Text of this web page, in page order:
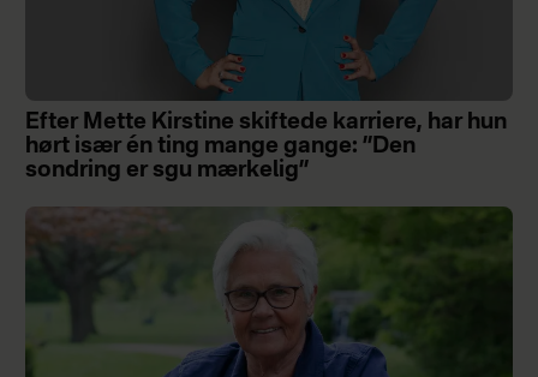
Efter Mette Kirstine skiftede karriere, har hun
hørt især én ting mange gange: ”Den
sondring er sgu mærkelig”